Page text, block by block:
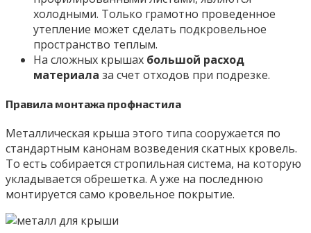
холодными. Только грамотно проведенное
утепление может сделать подкровельное
пространство теплым.
На сложных крышах большой расход
материала за счет отходов при подрезке.
Правила монтажа профнастила
Металлическая крыша этого типа сооружается по
стандартным канонам возведения скатных кровель.
То есть собирается стропильная система, на которую
укладывается обрешетка. А уже на последнюю
монтируется само кровельное покрытие.